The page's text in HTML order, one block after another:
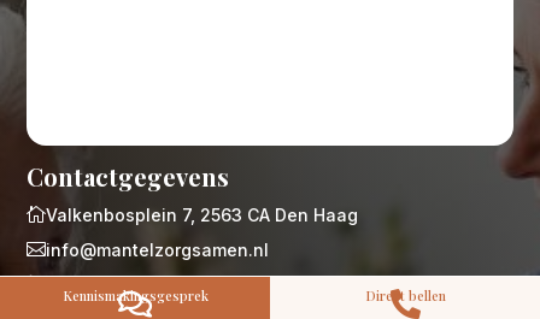
Kennismakingsgesprek
Contact opnemen
Contactgegevens
Valkenbosplein 7, 2563 CA Den Haag
info@mantelzorgsamen.nl
070 4305909

Kennismakingsgesprek 
Direct bellen